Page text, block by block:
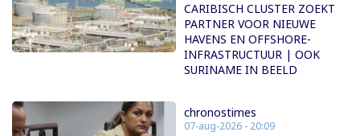
CARIBISCH CLUSTER ZOEKT
PARTNER VOOR NIEUWE
HAVENS EN OFFSHORE-
INFRASTRUCTUUR | OOK
SURINAME IN BEELD
chronostimes
07-aug-2026 - 20:09